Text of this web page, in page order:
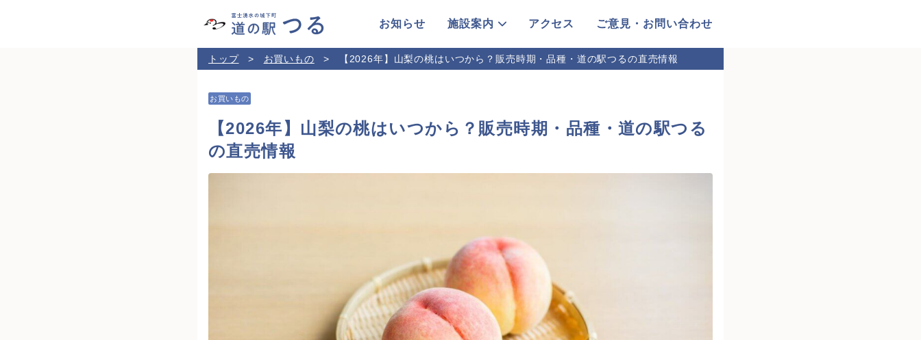
お知らせ 施設案内 アクセス ご意見・お問い合わせ
トップ お買いもの 【2026年】山梨の桃はいつから？販売時期・品種・道の駅つるの直売情報
お買いもの
【2026年】山梨の桃はいつから？販売時期・品種・道の駅つる
の直売情報